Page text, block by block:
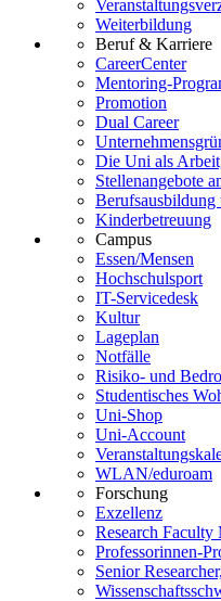
Weiterbildung
Beruf & Karriere
CareerCenter
Mentoring-
Promotion
Dual Career
Die Uni als
Stellenangebote
Kinderbetreuung
Campus
Essen/Mensen
Hochschulsport
IT-Servicedesk
Kultur
Lageplan
Notfälle
Risiko- und
Studentisches
Uni-Shop
Uni-Account
WLAN/eduroam
Forschung
Exzellenz
Research
Professorinnen-
Senior